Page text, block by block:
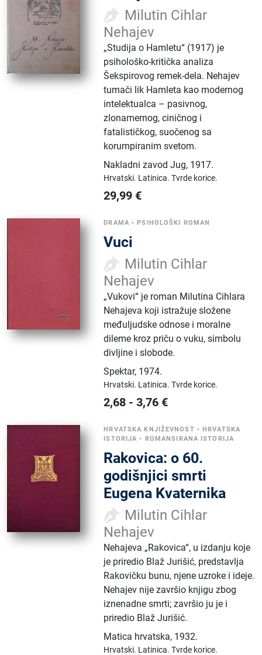
Milutin Cihlar
Nehajev
„Studija o Hamletu“ (1917) je
psihološko-kritička analiza
Šekspirovog remek-dela. Nehajev
tumači lik Hamleta kao modernog
intelektualca – pasivnog,
zlonamernog, ciničnog i
fatalističkog, suočenog sa
korumpiranim svetom.
Nakladni zavod Jug, 1917.
Hrvatski. Latinica.Tvrde korice.
29,99 €
DRAMA •PSIHOLOŠKI ROMAN
Vuci
Milutin Cihlar
Nehajev
„Vukovi“ je roman Milutina Cihlara
Nehajeva koji istražuje složene
međuljudske odnose i moralne
dileme kroz priču o vuku, simbolu
divljine i slobode.
Spektar, 1974.
Hrvatski. Latinica.Tvrde korice.
2,68 -3,76 €
HRVATSKA KNJIŽEVNOST •HRVATSKA
ISTORIJA • ROMANSIRANA ISTORIJA
Rakovica: o 60.
godišnjici smrti
Eugena Kvaternika
Milutin Cihlar
Nehajev
Nehajeva „Rakovica“, u izdanju koje
je priredio Blaž Jurišić, predstavlja
Rakovičku bunu, njene uzroke i ideje.
Nehajev nije završio knjigu zbog
iznenadne smrti; završio ju je i
priredio Blaž Jurišić.
Matica hrvatska, 1932.
Hrvatski. Latinica.Tvrde korice.